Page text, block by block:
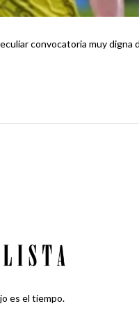
convocatoria muy digna
es el tiempo.